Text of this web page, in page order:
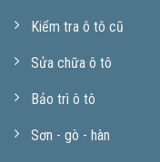
Kiểm tra ô tô cũ
Sửa chữa ô tô
Bảo trì ô tô
Sơn - gò - hàn